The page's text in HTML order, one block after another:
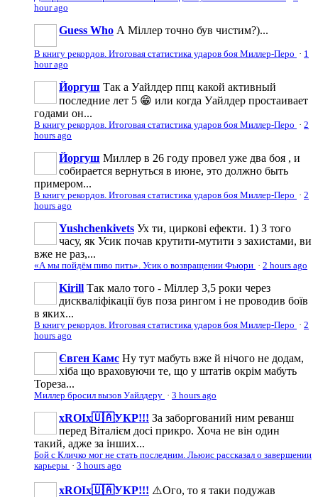
hour ago
Guess Who А Міллер точно був чистим?)...
В книгу рекордов. Итоговая статистика ударов боя Миллер-Перо · 1
hour ago
Йоргуш Так а Уайлдер ппц какой активный
последние лет 5 😁 или когда Уайлдер простаивает
годами он...
В книгу рекордов. Итоговая статистика ударов боя Миллер-Перо · 2
hours ago
Йоргуш Миллер в 26 году провел уже два боя , и
собирается вернуться в июне, это должно быть
примером...
В книгу рекордов. Итоговая статистика ударов боя Миллер-Перо · 2
hours ago
Yushchenkivets Ух ти, циркові ефекти. 1) З того
часу, як Усик почав крутити-мутити з захистами, ви
вже не раз,...
«А мы пойдём пиво пить». Усик о возвращении Фьюри · 2 hours ago
Kirill Так мало того - Міллер 3,5 роки через
дискваліфікації був поза рингом і не проводив боїв
в яких...
В книгу рекордов. Итоговая статистика ударов боя Миллер-Перо · 2
hours ago
Євген Камс Ну тут мабуть вже й нічого не додам,
хіба що враховуючи те, що у штатів окрім мабуть
Тореза...
Миллер бросил вызов Уайлдеру · 3 hours ago
xROIx🇺🇦УКР!!! За заборгований ним реванш
перед Віталієм досі прикро. Хоча не він один
такий, адже за інших...
Бой с Кличко мог не стать последним. Льюис рассказал о завершении
карьеры · 3 hours ago
xROIx🇺🇦УКР!!! ⚠️Ого, то я таки подужав